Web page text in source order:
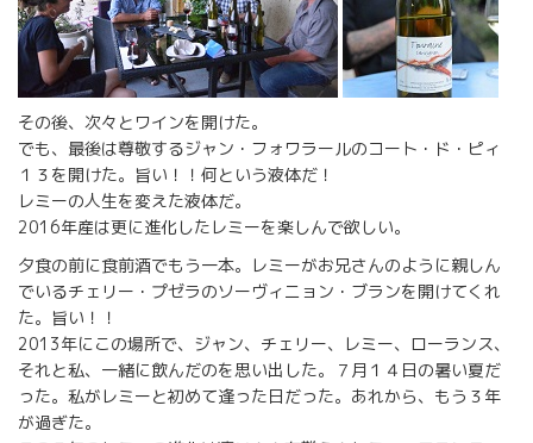
その後、次々とワインを開けた。
でも、最後は尊敬するジャン・フォワラールのコート・ド・ピィ
１３を開けた。旨い！！何という液体だ！
レミーの人生を変えた液体だ。
2016年産は更に進化したレミーを楽しんで欲しい。
夕食の前に食前酒でもう一本。レミーがお兄さんのように親しん
でいるチェリー・プゼラのソーヴィニョン・ブランを開けてくれ
た。旨い！！
2013年にこの場所で、ジャン、チェリー、レミー、ローランス、
それと私、一緒に飲んだのを思い出した。７月１４日の暑い夏だ
った。私がレミーと初めて逢った日だった。あれから、もう３年
が過ぎた。